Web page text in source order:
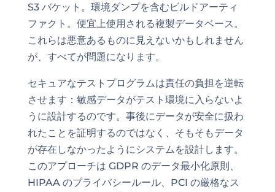
S3 バケット。環境ダンプを含むビルドアーティ
ファクト。便宜上使用される複製データベース。
これらは悪意あるものに見えないかもしれません
が、すべてが問題になります。
セキュアなテストプログラムは責任の負担を逆転
させます：敏感データがテスト環境に入らないよ
うに設計するのです。事後にデータが安全に扱わ
れたことを証明するのではなく、そもそもデータ
が存在しなかったようにシステムを設計します。
このアプローチは GDPR のデータ最小化原則、
HIPAA のプライバシールール、PCI の厳格なス